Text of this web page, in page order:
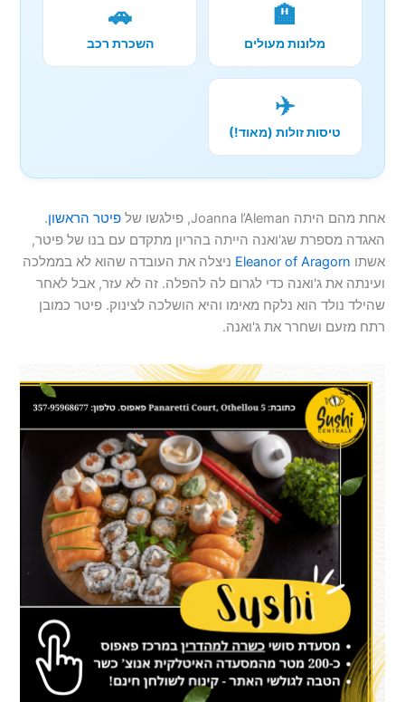
🏨
מלונות מעולים
🚗
השכרת רכב
✈️
טיסות זולות (מאוד!)
אחת מהם היתה Joanna l’Aleman, פילגשו של פיטר הראשון.
האגדה מספרת שג'ואנה הייתה בהריון מתקדם עם בנו של פיטר,
אשתו Eleanor of Aragorn ניצלה את העובדה שהוא לא בממלכה
ועינתה את ג'ואנה כדי לגרום לה להפלה. זה לא עזר, אבל לאחר
שהילד נולד הוא נלקח מאימו והיא הושלכה לצינוק. פיטר כמובן
רתח מזעם ושחרר את ג'ואנה.